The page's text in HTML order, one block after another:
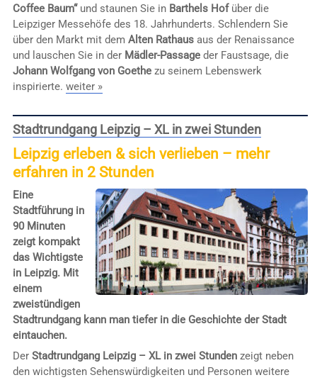
Coffee Baum“und staunen Sie in Barthels Hofüber die
Leipziger Messehöfe des 18. Jahrhunderts. Schlendern Sie
über den Markt mit dem Alten Rathausaus der Renaissance
und lauschen Sie in der Mädler-Passageder Faustsage, die
Johann Wolfgang von Goethezu seinem Lebenswerk
inspirierte. weiter »
Stadtrundgang Leipzig – XL in zwei Stunden
Leipzig erleben & sich verlieben – mehr
erfahren in 2 Stunden
Eine
Stadtführung in
90 Minuten
zeigt kompakt
das Wichtigste
in Leipzig. Mit
einem
zweistündigen
Stadtrundgang kann man tiefer in die Geschichte der Stadt
eintauchen.
Der Stadtrundgang Leipzig – XL in zwei Stundenzeigt neben
den wichtigsten Sehenswürdigkeiten und Personen weitere